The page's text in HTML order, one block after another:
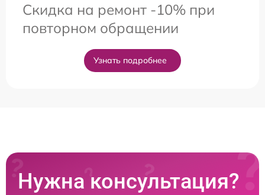
Скидка на ремонт -10% при
повторном обращении
Узнать подробнее
Нужна консультация?